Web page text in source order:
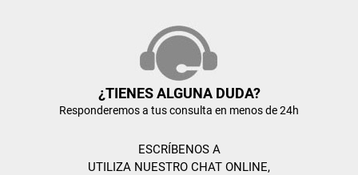
¿TIENES ALGUNA DUDA?
Responderemos a tus consulta en menos de 24h
ESCRÍBENOS A
UTILIZA NUESTRO CHAT ONLINE,